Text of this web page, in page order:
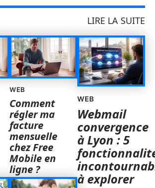
LIRE LA SUITE
WEB
Comment
régler ma
facture
mensuelle
chez Free
Mobile en
ligne ?
WEB
Webmail
convergence
à Lyon : 5
à explorer